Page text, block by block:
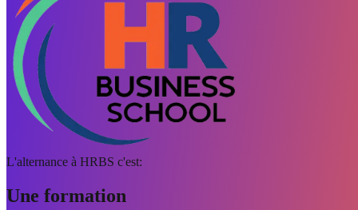
L'alternance à HRBS c'est:
Une formation